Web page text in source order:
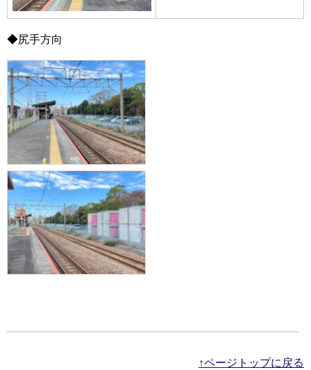
◆尻手方向
↑ページトップに戻る